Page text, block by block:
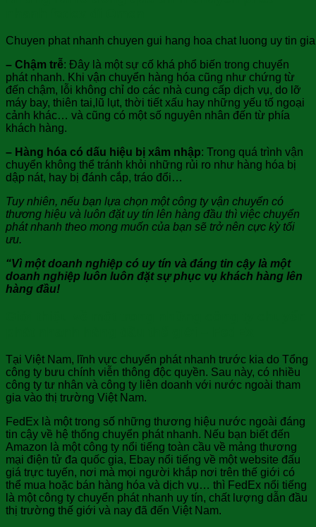
Chuyen phat nhanh chuyen gui hang hoa chat luong uy tin
– Chậm trễ: Đây là một sự cố khá phổ biến trong chuyển
phát nhanh. Khi vận chuyển hàng hóa cũng như chứng từ
đến chậm, lỗi không chỉ do các nhà cung cấp dịch vụ, do lỡ
máy bay, thiên tai,lũ lụt, thời tiết xấu hay những yếu tố ngoại
cảnh khác… và cũng có một số nguyên nhân đến từ phía
khách hàng.
– Hàng hóa có dấu hiệu bị xâm nhập: Trong quá trình vận
chuyển không thể tránh khỏi những rủi ro như hàng hóa bị
dập nát, hay bị đánh cắp, tráo đổi…
Tuy nhiên, nếu bạn lựa chọn một công ty vận chuyển có
thương hiệu và luôn đặt uy tín lên hàng đầu thì việc chuyển
phát nhanh theo mong muốn của bạn sẽ trở nên cực kỳ tối
ưu.
“Vì một doanh nghiệp có uy tín và đáng tin cậy là một
doanh nghiệp luôn luôn đặt sự phục vụ khách hàng lên
hàng đầu!
Tại Việt Nam, lĩnh vực chuyển phát nhanh trước kia do Tổng
công ty bưu chính viễn thông độc quyền. Sau này, có nhiều
công ty tư nhân và công ty liên doanh với nước ngoài tham
gia vào thị trường Việt Nam.
FedEx là một trong số những thương hiệu nước ngoài đáng
tin cậy về hệ thống chuyển phát nhanh. Nếu bạn biết đến
Amazon là một công ty nổi tiếng toàn cầu về mảng thương
mại điện tử đa quốc gia, Ebay nổi tiếng về một website đấu
giá trực tuyến, nơi mà mọi người khắp nơi trên thế giới có
thể mua hoặc bán hàng hóa và dịch vụ… thì FedEx nổi tiếng
là một công ty chuyển phát nhanh uy tín, chất lượng dẫn đầu
thị trường thế giới và nay đã đến Việt Nam.